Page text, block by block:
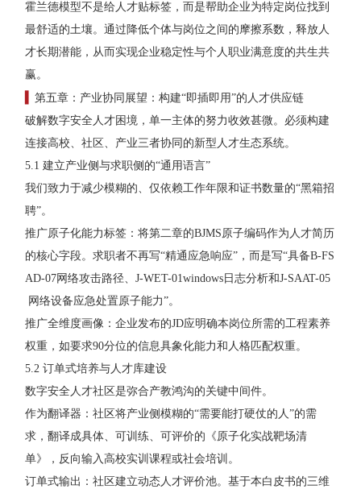
霍兰德模型不是给人才贴标签，而是帮助企业为特定岗位找到
最舒适的土壤。通过降低个体与岗位之间的摩擦系数，释放人
才长期潜能，从而实现企业稳定性与个人职业满意度的共生共
赢。
第五章：产业协同展望：构建“即插即用”的人才供应链
破解数字安全人才困境，单一主体的努力收效甚微。必须构建
连接高校、社区、产业三者协同的新型人才生态系统。
5.1 建立产业侧与求职侧的“通用语言”
我们致力于减少模糊的、仅依赖工作年限和证书数量的“黑箱招
聘”。
推广原子化能力标签：将第二章的BJMS原子编码作为人才简历
的核心字段。求职者不再写“精通应急响应”，而是写“具备B-FS
AD-07网络攻击路径、J-WET-01windows日志分析和J-SAAT-05
网络设备应急处置原子能力”。
推广全维度画像：企业发布的JD应明确本岗位所需的工程素养
权重，如要求90分位的信息具象化能力和人格匹配权重。
5.2 订单式培养与人才库建设
数字安全人才社区是弥合产教鸿沟的关键中间件。
作为翻译器：社区将产业侧模糊的“需要能打硬仗的人”的需
求，翻译成具体、可训练、可评价的《原子化实战靶场清
单》，反向输入高校实训课程或社会培训。
订单式输出：社区建立动态人才评价池。基于本白皮书的三维